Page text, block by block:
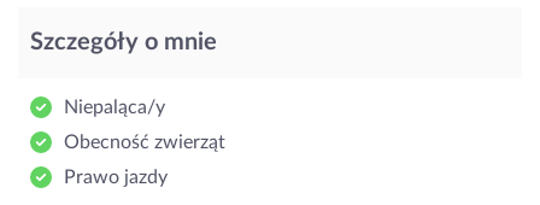
Szczegóły o mnie
Niepaląca/y
Obecność zwierząt
Prawo jazdy